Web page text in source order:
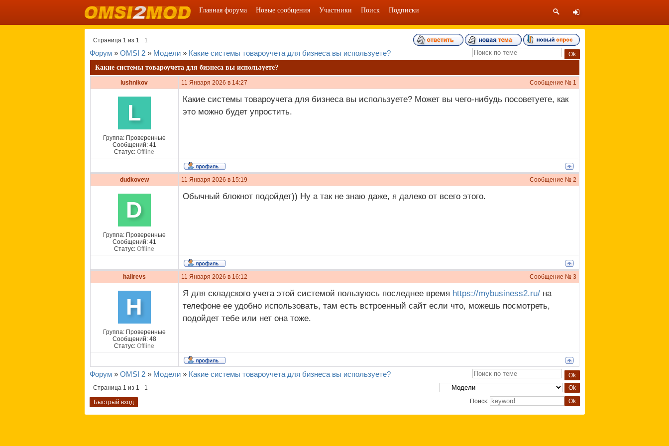
Главная форума Новые сообщения Участники Поиск Подписки
Страница 1 из 1 1
Форум » OMSI 2 » Модели » Какие системы товароучета для бизнеса вы используете?
Какие системы товароучета для бизнеса вы используете?
lushnikov 11 Января 2026 в 14:27 Сообщение № 1
L
Группа: Проверенные
Сообщений: 41
Статус: Offline
Какие системы товароучета для бизнеса вы используете? Может вы чего-нибудь посоветуете, как
это можно будет упростить.
dudkovew 11 Января 2026 в 15:19 Сообщение № 2
D
Группа: Проверенные
Сообщений: 41
Статус: Offline
Обычный блокнот подойдет)) Ну а так не знаю даже, я далеко от всего этого.
hailrevs 11 Января 2026 в 16:12 Сообщение № 3
H
Группа: Проверенные
Сообщений: 48
Статус: Offline
Я для складского учета этой системой пользуюсь последнее время https://mybusiness2.ru/на
телефоне ее удобно использовать, там есть встроенный сайт если что, можешь посмотреть,
подойдет тебе или нет она тоже.
Форум » OMSI 2 » Модели » Какие системы товароучета для бизнеса вы используете?
Страница 1 из 1
1
Поиск: